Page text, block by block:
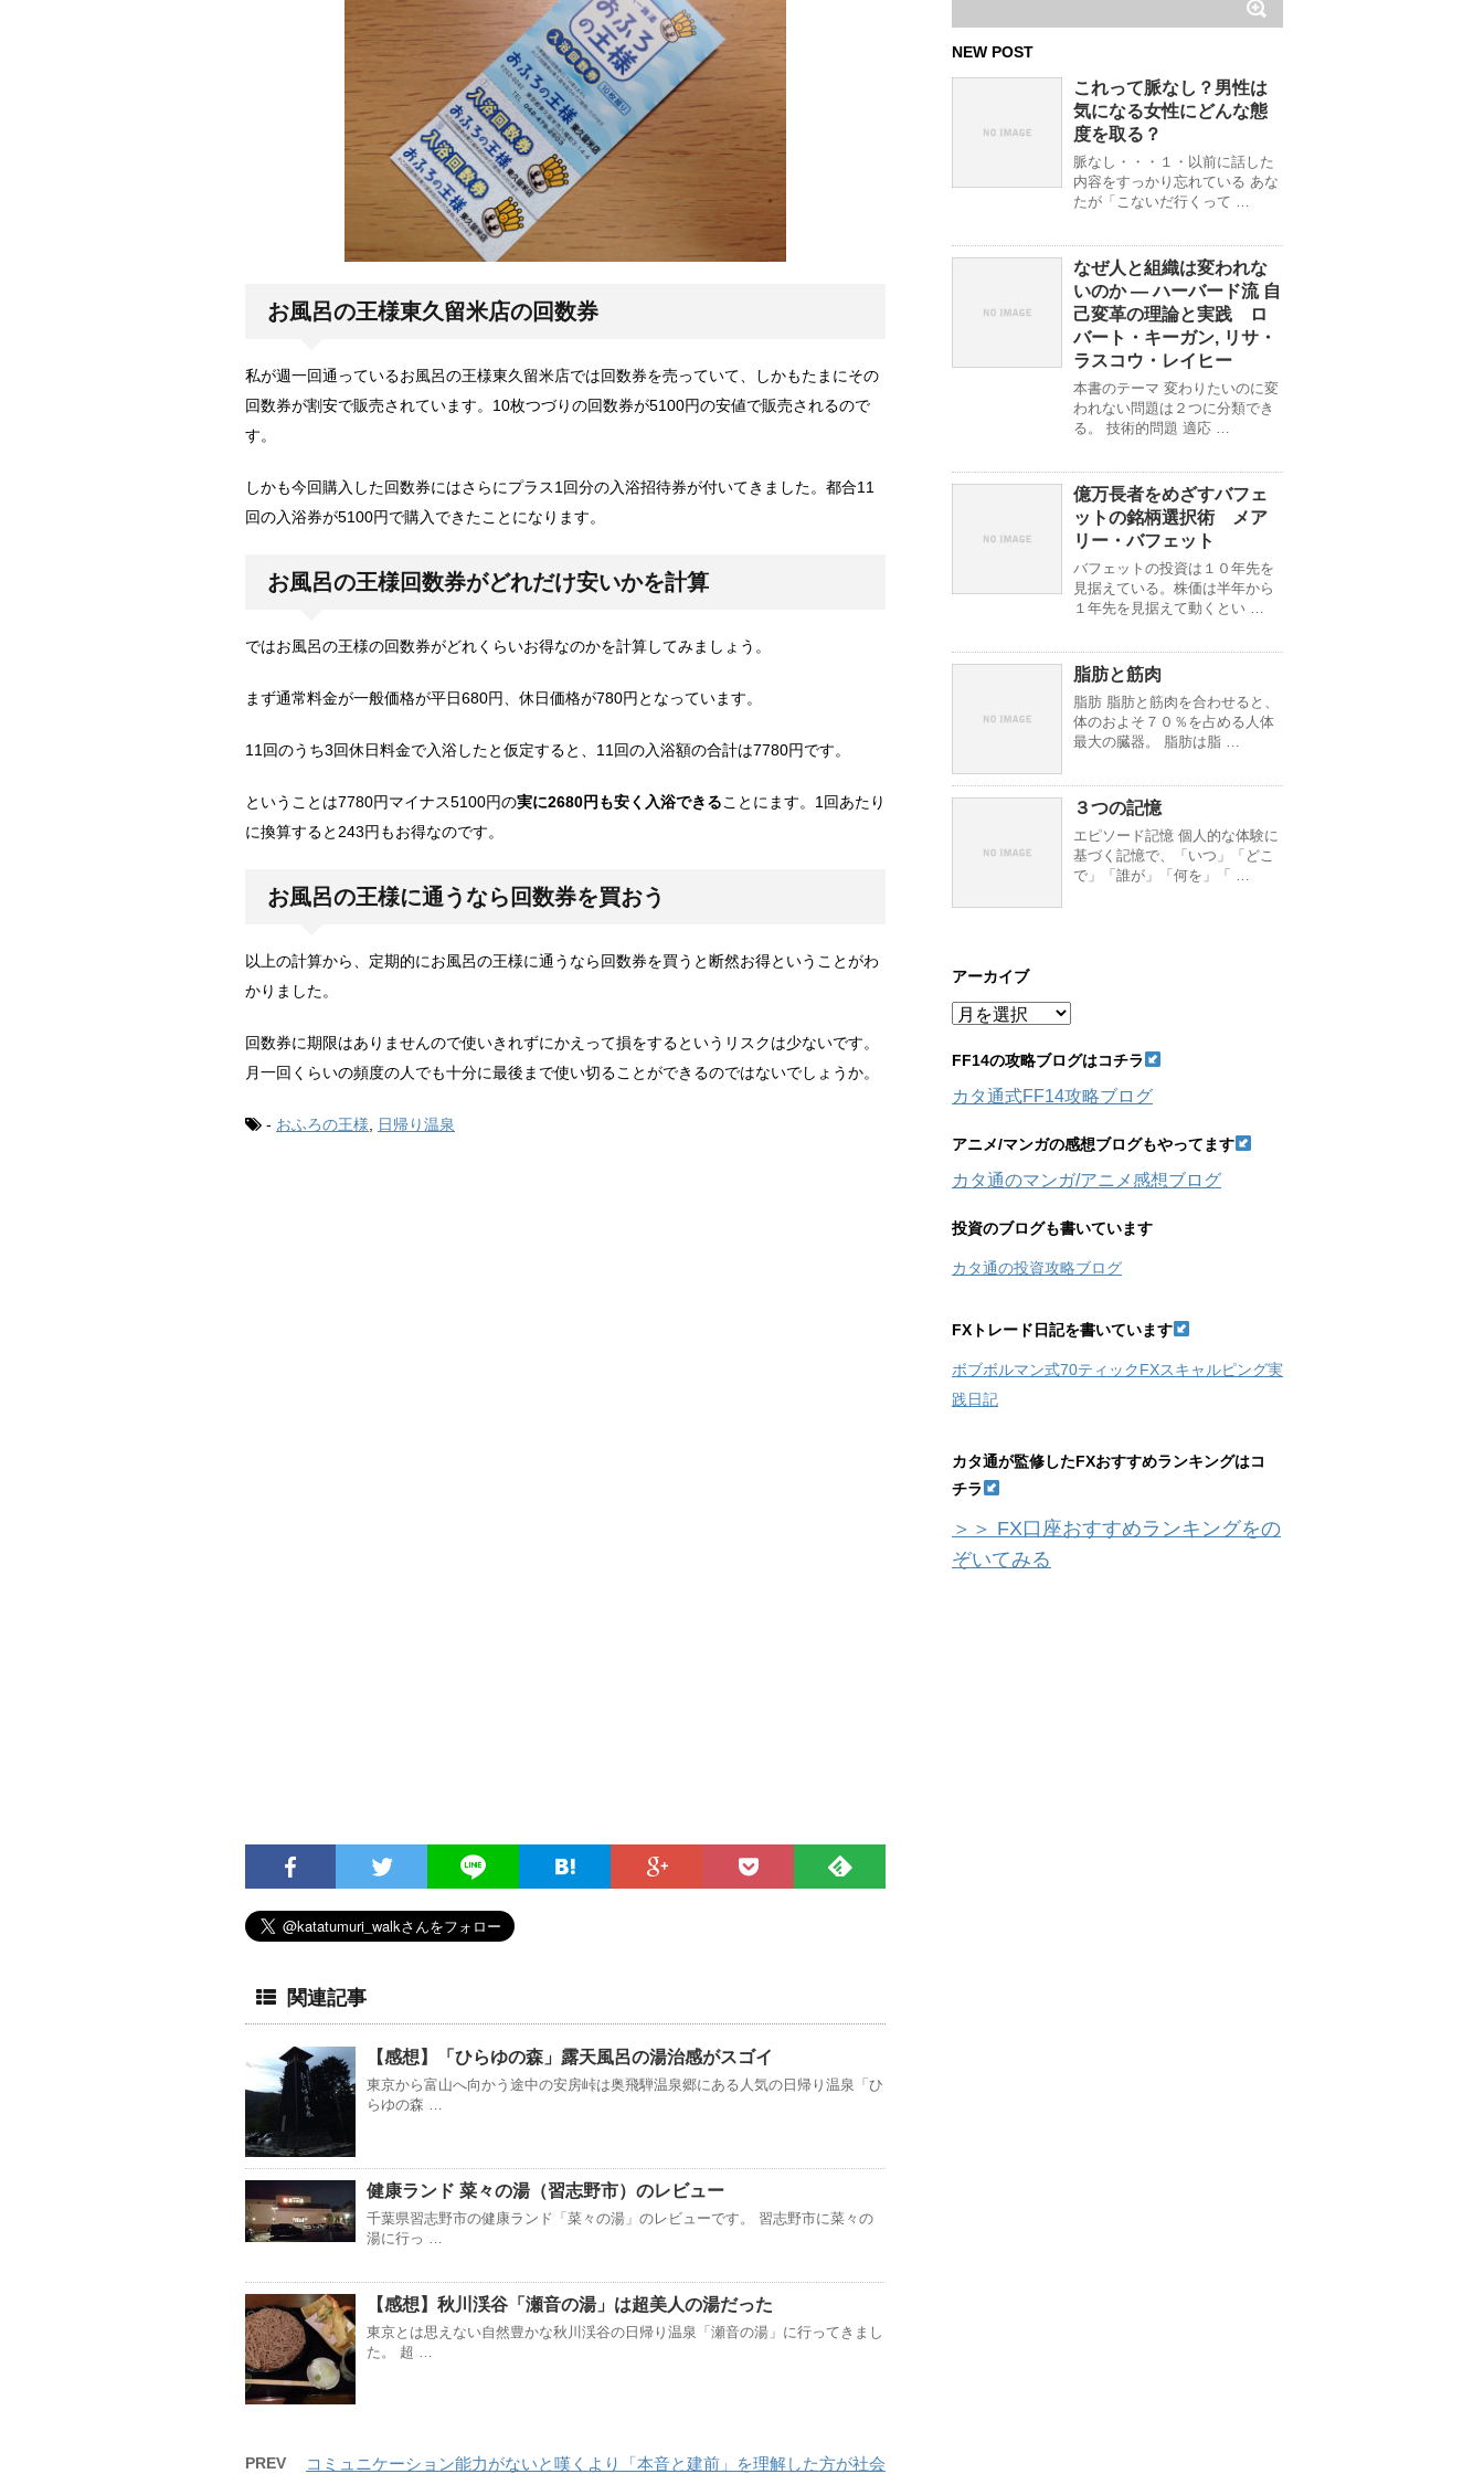
お風呂の王様東久留米店の回数券
私が週一回通っているお風呂の王様東久留米店では回数券を売っていて、しかもたまにその
回数券が割安で販売されています。10枚つづりの回数券が5100円の安値で販売されるので
す。
しかも今回購入した回数券にはさらにプラス1回分の入浴招待券が付いてきました。都合11
回の入浴券が5100円で購入できたことになります。
お風呂の王様回数券がどれだけ安いかを計算
ではお風呂の王様の回数券がどれくらいお得なのかを計算してみましょう。
まず通常料金が一般価格が平日680円、休日価格が780円となっています。
11回のうち3回休日料金で入浴したと仮定すると、11回の入浴額の合計は7780円です。
ということは7780円マイナス5100円の実に2680円も安く入浴できることにます。1回あたり
に換算すると243円もお得なのです。
お風呂の王様に通うなら回数券を買おう
以上の計算から、定期的にお風呂の王様に通うなら回数券を買うと断然お得ということがわ
かりました。
回数券に期限はありませんので使いきれずにかえって損をするというリスクは少ないです。
月一回くらいの頻度の人でも十分に最後まで使い切ることができるのではないでしょうか。
- おふろの王様 日帰り温泉
関連記事
【感想】「ひらゆの森」露天風呂の湯治感がスゴイ
東京から富山へ向かう途中の安房峠は奥飛騨温泉郷にある人気の日帰り温泉「ひ
らゆの森 …
健康ランド 菜々の湯（習志野市）のレビュー
千葉県習志野市の健康ランド「菜々の湯」のレビューです。 習志野市に菜々の
湯に行っ …
【感想】秋川渓谷「瀬音の湯」は超美人の湯だった
東京とは思えない自然豊かな秋川渓谷の日帰り温泉「瀬音の湯」に行ってきまし
た。 超 …
PREV コミュニケーション能力がないと嘆くより「本音と建前」を理解した方が社会
NEW POST
これって脈なし？男性は
気になる女性にどんな態
度を取る？
脈なし・・・１・以前に話した
内容をすっかり忘れている あな
たが「こないだ行くって …
なぜ人と組織は変われな
いのか ― ハーバード流 自
己変革の理論と実践 ロ
バート・キーガン, リサ・
ラスコウ・レイヒー
本書のテーマ 変わりたいのに変
われない問題は２つに分類でき
る。 技術的問題 適応 …
億万長者をめざすバフェ
ットの銘柄選択術 メア
リー・バフェット
バフェットの投資は１０年先を
見据えている。株価は半年から
１年先を見据えて動くとい …
脂肪と筋肉
脂肪 脂肪と筋肉を合わせると、
体のおよそ７０％を占める人体
最大の臓器。 脂肪は脂 …
３つの記憶
エピソード記憶 個人的な体験に
基づく記憶で、「いつ」「どこ
で」「誰が」「何を」「 …
アーカイブ
ア
カ
ブ
FF14の攻略ブログはコチラ
カタ通式FF14攻略ブログ
アニメ/マンガの感想ブログもやってます
カタ通のマンガ/アニメ感想ブログ
投資のブログも書いています
カタ通の投資攻略ブログ
FXトレード日記を書いています
ボブボルマン式70ティックFXスキャルピング実
践日記
カタ通が監修したFXおすすめランキングはコ
チラ
＞＞ FX口座おすすめランキングをの
ぞいてみる